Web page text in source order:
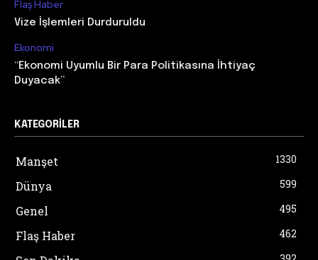
Flaş Haber
Vize İşlemleri Durduruldu
Ekonomi
“Ekonomi Uyumlu Bir Para Politikasına İhtiyaç
Duyacak”
KATEGORILER
Manşet 1330
Dünya 599
Genel 495
Flaş Haber 462